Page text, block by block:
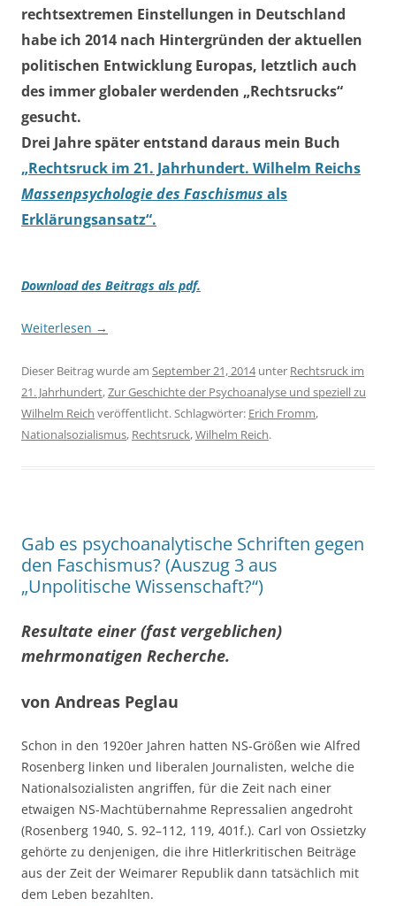
rechtsextremen Einstellungen in Deutschland
habe ich 2014 nach Hintergründen der aktuellen
politischen Entwicklung Europas, letztlich auch
des immer globaler werdenden „Rechtsrucks“
gesucht.
Drei Jahre später entstand daraus mein Buch
„Rechtsruck im 21. Jahrhundert. Wilhelm Reichs
Massenpsychologie des Faschismus als
Erklärungsansatz“.
Download des Beitrags als pdf.
Weiterlesen →
Dieser Beitrag wurde am September 21, 2014unter Rechtsruck im
21. Jahrhundert,Zur Geschichte der Psychoanalyse und speziell zu
Wilhelm Reich veröffentlicht. Schlagwörter: Erich Fromm,
Nationalsozialismus, Rechtsruck,Wilhelm Reich.
Gab es psychoanalytische Schriften gegen
den Faschismus? (Auszug 3 aus
„Unpolitische Wissenschaft?“)
Resultate einer (fast vergeblichen)
mehrmonatigen Recherche.
von Andreas Peglau
Schon in den 1920er Jahren hatten NS-Größen wie Alfred
Rosenberg linken und liberalen Journalisten, welche die
Nationalsozialisten angriffen, für die Zeit nach einer
etwaigen NS-Machtübernahme Repressalien angedroht
(Rosenberg 1940, S. 92–112, 119, 401f.). Carl von Ossietzky
gehörte zu denjenigen, die ihre Hitlerkritischen Beiträge
aus der Zeit der Weimarer Republik dann tatsächlich mit
dem Leben bezahlten.